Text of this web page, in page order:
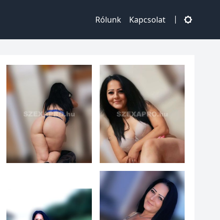
Rólunk Kapcsolat |